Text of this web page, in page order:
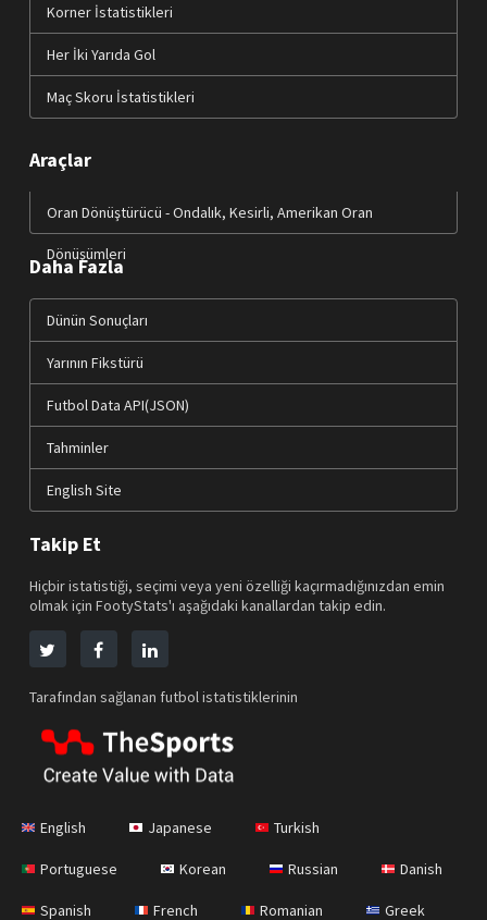
Korner İstatistikleri
Her İki Yarıda Gol
Maç Skoru İstatistikleri
Araçlar
Oran Dönüştürücü - Ondalık, Kesirli, Amerikan Oran
Dönüşümleri
Daha Fazla
Dünün Sonuçları
Yarının Fikstürü
Futbol Data API(JSON)
Tahminler
English Site
Takip Et
Hiçbir istatistiği, seçimi veya yeni özelliği kaçırmadığınızdan emin
olmak için FootyStats'ı aşağıdaki kanallardan takip edin.
Tarafından sağlanan futbol istatistiklerinin
English Japanese Turkish
Portuguese Korean Russian Danish
Spanish French Romanian Greek